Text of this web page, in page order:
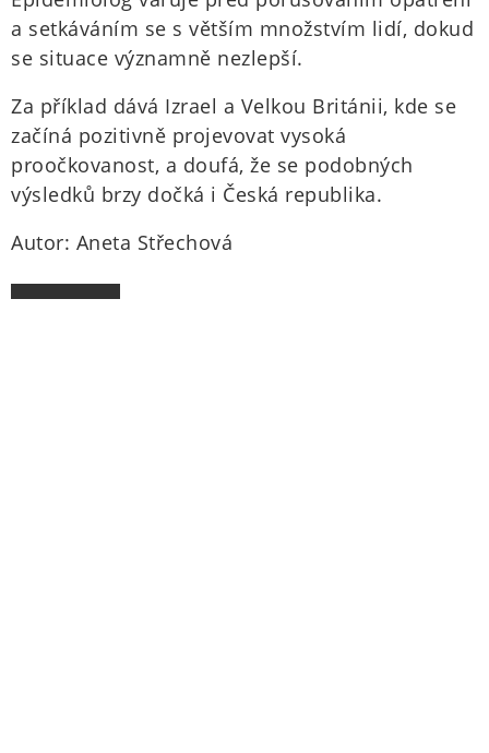
a setkáváním se s větším množstvím lidí, dokud
se situace významně nezlepší.
Za příklad dává Izrael a Velkou Británii, kde se
začíná pozitivně projevovat vysoká
proočkovanost, a doufá, že se podobných
výsledků brzy dočká i Česká republika.
Autor: Aneta Střechová